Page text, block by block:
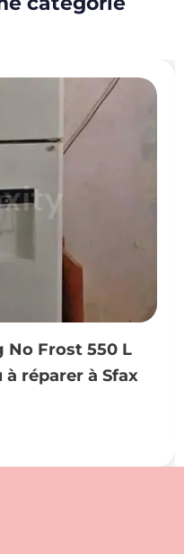
No Frost 550 L
réparer à Sfax